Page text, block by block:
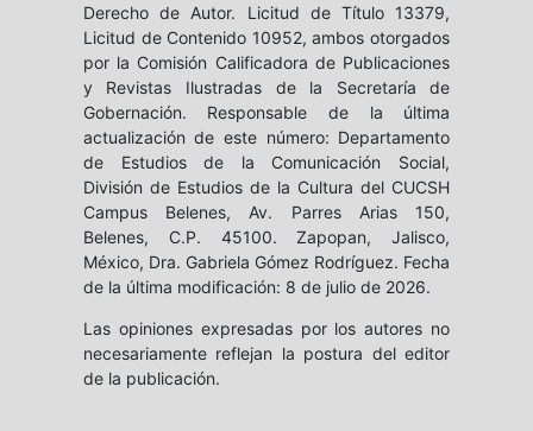
Derecho de Autor. Licitud de Título 13379,
Licitud de Contenido 10952, ambos otorgados
por la Comisión Calificadora de Publicaciones
y Revistas Ilustradas de la Secretaría de
Gobernación. Responsable de la última
actualización de este número: Departamento
de Estudios de la Comunicación Social,
División de Estudios de la Cultura del CUCSH
Campus Belenes, Av. Parres Arias 150,
Belenes, C.P. 45100. Zapopan, Jalisco,
México, Dra. Gabriela Gómez Rodríguez. Fecha
de la última modificación: 8 de julio de 2026.
Las opiniones expresadas por los autores no
necesariamente reflejan la postura del editor
de la publicación.